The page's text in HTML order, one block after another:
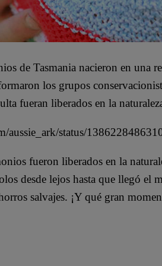
de Tasmania nacieron en una
los grupos
fueran liberados en la
aussie_ark/status/
fueron liberados en la
desde lejos hasta que llegó el
salvajes. ¡Y qué gran